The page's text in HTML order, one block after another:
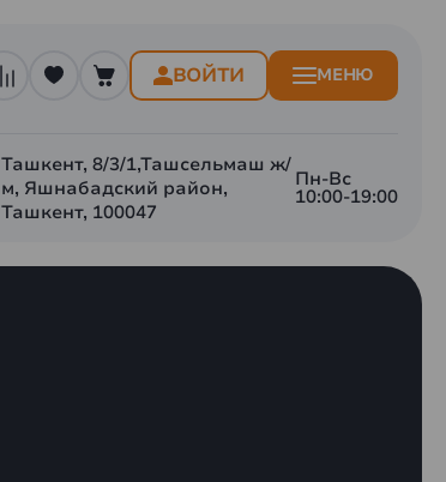
ВОЙТИ МЕНЮ
Ташкент, 8/3/1,Ташсельмаш ж/
м, Яшнабадский район,
Ташкент, 100047
Пн-Вс
10:00-19:00